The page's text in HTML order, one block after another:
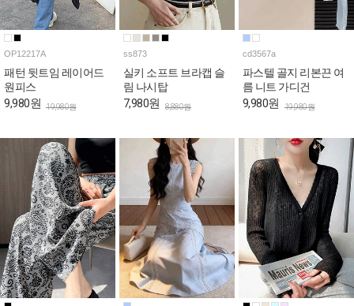
OP12217A
패턴 뒷트임 레이어드
원피스
9,980원 19,980원
ss873
실키 소프트 브라캡 슬
림 나시탑
7,980원 8,880원
cd3567a
파스텔 골지 리본끈 여
름 니트 가디건
9,980원 19,980원